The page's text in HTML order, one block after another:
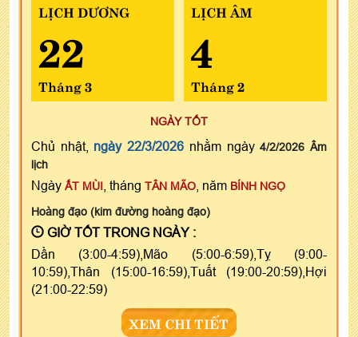
LỊCH DƯƠNG
22
Tháng 3
LỊCH ÂM
4
Tháng 2
NGÀY TỐT
Chủ nhật, ngày 22/3/2026 nhằm ngày4/2/2026 Âm
lịch
Ngày ẤT MÙI , tháng TÂN MÃO , năm BÍNH NGỌ
Hoàng đạo (kim đường hoàng đạo)
GIỜ TỐT TRONG NGÀY :
Dần (3:00-4:59),Mão (5:00-6:59),Tỵ (9:00-
10:59),Thân (15:00-16:59),Tuất (19:00-20:59),Hợi
(21:00-22:59)
XEM CHI TIẾT